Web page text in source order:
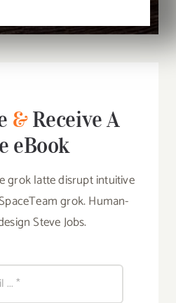
&Receive A
eBook
grok latte disrupt intuitive
grok. Human-
Steve Jobs.